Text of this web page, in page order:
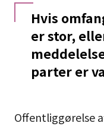
Hvis
er stor,
parter er
Offentliggørelse